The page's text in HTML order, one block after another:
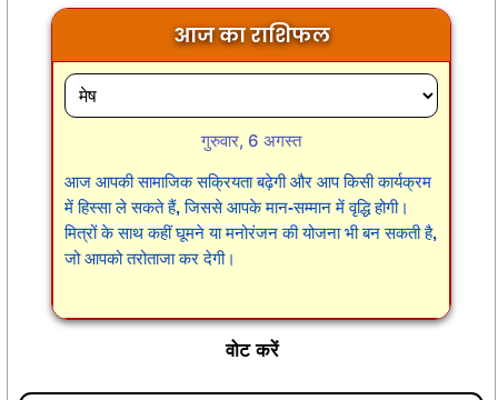
आज का राशिफल
गुरुवार, 6 अगस्त
आज आपकी सामाजिक सक्रियता बढ़ेगी और आप किसी कार्यक्रम
में हिस्सा ले सकते हैं, जिससे आपके मान-सम्मान में वृद्धि होगी।
मित्रों के साथ कहीं घूमने या मनोरंजन की योजना भी बन सकती है,
जो आपको तरोताजा कर देगी।
वोट करें